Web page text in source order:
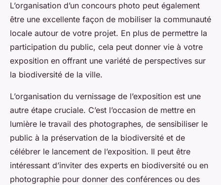
L’organisation d’un concours photo peut également
être une excellente façon de mobiliser la communauté
locale autour de votre projet. En plus de permettre la
participation du public, cela peut donner vie à votre
exposition en offrant une variété de perspectives sur
la biodiversité de la ville.
L’organisation du vernissage de l’exposition est une
autre étape cruciale. C’est l’occasion de mettre en
lumière le travail des photographes, de sensibiliser le
public à la préservation de la biodiversité et de
célébrer le lancement de l’exposition. Il peut être
intéressant d’inviter des experts en biodiversité ou en
photographie pour donner des conférences ou des